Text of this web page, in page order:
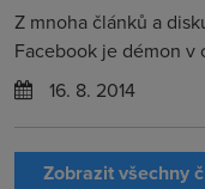
Z mnoha článků a
Facebook je démon v
16. 8. 2014
Zobrazit všechny